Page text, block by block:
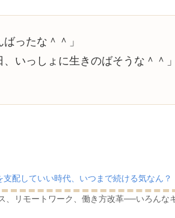
ばったな＾＾」
、いっしょに生きのばそうな＾＾」
配していい時代、いつまで続ける気なん？
、リモートワーク、働き方改革──いろん